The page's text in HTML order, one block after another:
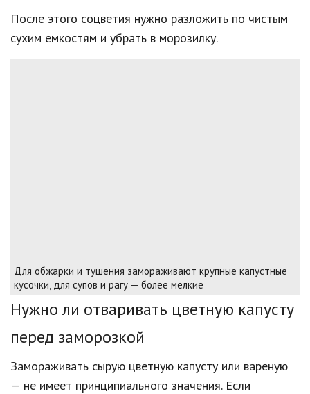
После этого соцветия нужно разложить по чистым
сухим емкостям и убрать в морозилку.
Для обжарки и тушения замораживают крупные капустные
кусочки, для супов и рагу — более мелкие
Нужно ли отваривать цветную капусту
перед заморозкой
Замораживать сырую цветную капусту или вареную
— не имеет принципиального значения. Если